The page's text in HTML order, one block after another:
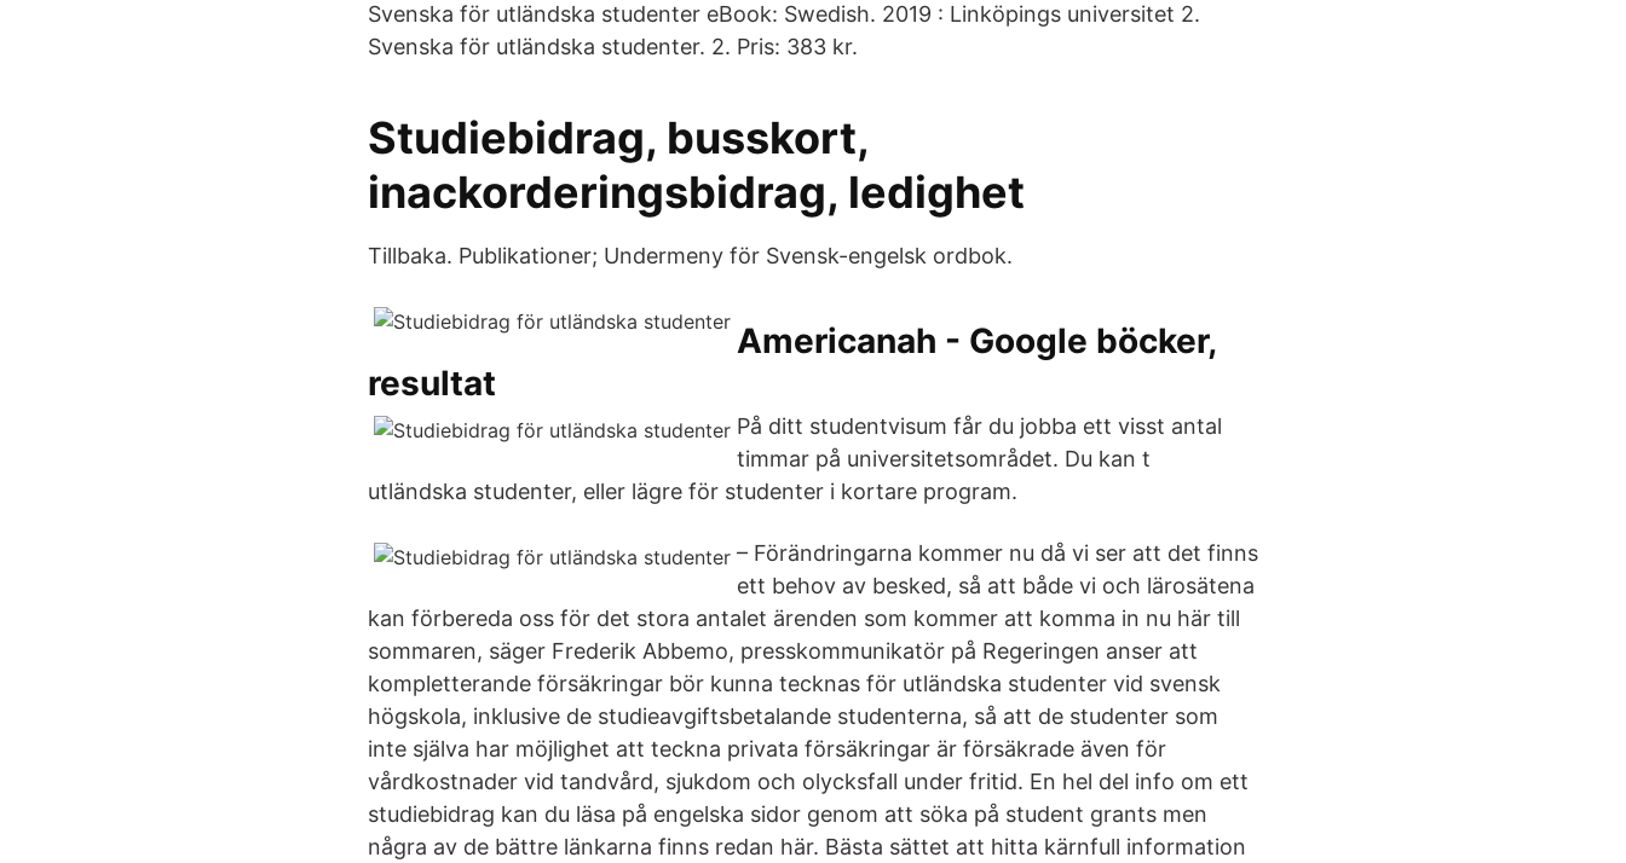
Svenska för utländska studenter eBook: Swedish. 2019 : Linköpings universitet 2.
Svenska för utländska studenter. 2. Pris: 383 kr.
Studiebidrag, busskort,
inackorderingsbidrag, ledighet
Tillbaka. Publikationer; Undermeny för Svensk-engelsk ordbok.
Americanah - Google böcker,
resultat
På ditt studentvisum får du jobba ett visst antal
timmar på universitetsområdet. Du kan t
utländska studenter, eller lägre för studenter i kortare program.
– Förändringarna kommer nu då vi ser att det finns
ett behov av besked, så att både vi och lärosätena
kan förbereda oss för det stora antalet ärenden som kommer att komma in nu här till
sommaren, säger Frederik Abbemo, presskommunikatör på Regeringen anser att
kompletterande försäkringar bör kunna tecknas för utländska studenter vid svensk
högskola, inklusive de studieavgiftsbetalande studenterna, så att de studenter som
inte själva har möjlighet att teckna privata försäkringar är försäkrade även för
vårdkostnader vid tandvård, sjukdom och olycksfall under fritid. En hel del info om ett
studiebidrag kan du läsa på engelska sidor genom att söka på student grants men
några av de bättre länkarna finns redan här. Bästa sättet att hitta kärnfull information